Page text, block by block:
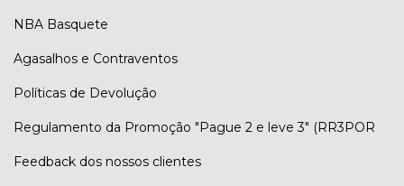
NBA Basquete
Agasalhos e Contraventos
Políticas de Devolução
Regulamento da Promoção "Pague 2 e leve 3" (RR3POR
Feedback dos nossos clientes